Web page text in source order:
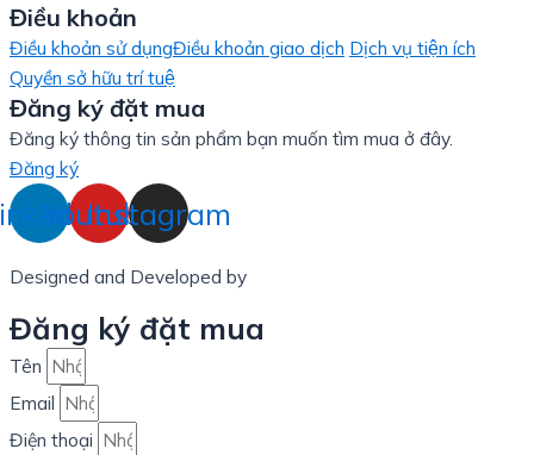
Điều khoản
Điều khoản sử dụngĐiều khoản giao dịch Dịch vụ tiện ích
Quyền sở hữu trí tuệ
Đăng ký đặt mua
Đăng ký thông tin sản phẩm bạn muốn tìm mua ở đây.
Đăng ký
Youtube
Instagram
Designed and Developed by
Đăng ký đặt mua
Tên
Email
Điện thoại